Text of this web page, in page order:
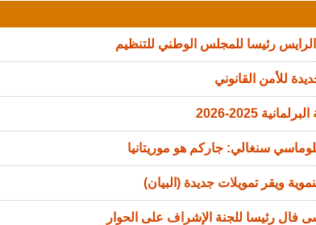
رئيسا للمجلس الوطني للتنظيم
للأمن القانوني
2025-2026
سنغالي: جاركم هو موريتانيا
ويقر تمويلات جديدة (البيان)
فال رئيسا للجنة الإشراف على الحوار